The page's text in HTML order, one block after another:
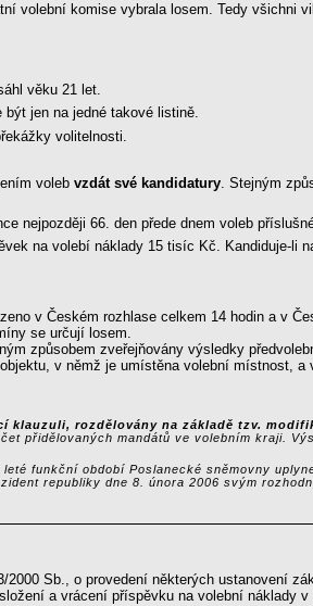
volební komise vybrala losem. Tedy všichni
věku 21 let.
jen na jedné takové listině.
volitelnosti.
voleb vzdát své kandidatury. Stejným
nejpozději 66. den přede dnem voleb
na volebí náklady 15 tisíc Kč. Kandiduje-li
v Českém rozhlase celkem 14 hodin a v
se určují losem.
způsobem zveřejňovány výsledky
v němž je umístěna volební místnost, a
rozdělovány na základě tzv.
přidělovaných mandátů ve volebním kraji.
funkční období Poslanecké sněmovny
republiky dne 8. února 2006 svým
2000 Sb., o provedení některých ustanovení
a vrácení příspěvku na volební náklady